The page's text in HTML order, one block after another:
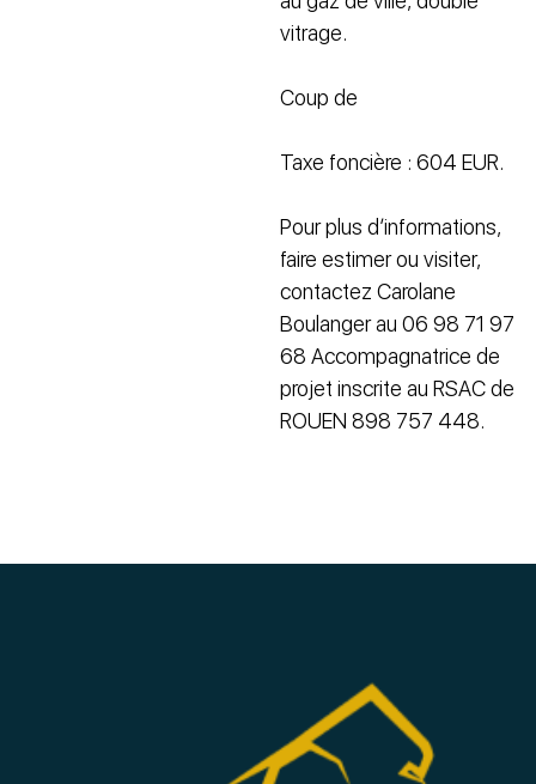
vitrage.
Coup de
Taxe foncière : 604 EUR.
Pour plus d’informations,
faire estimer ou visiter,
contactez Carolane
Boulanger au 06 98 71 97
68 Accompagnatrice de
projet inscrite au RSAC de
ROUEN 898 757 448.